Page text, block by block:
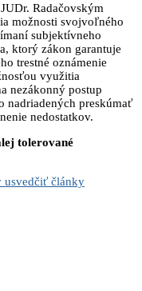
Radačovským
možnosti svojvoľného
subjektívneho
ktorý zákon garantuje
trestné oznámenie
využitia
nezákonný postup
nadriadených preskúmať
nedostatkov.
tolerované
usvedčiť články